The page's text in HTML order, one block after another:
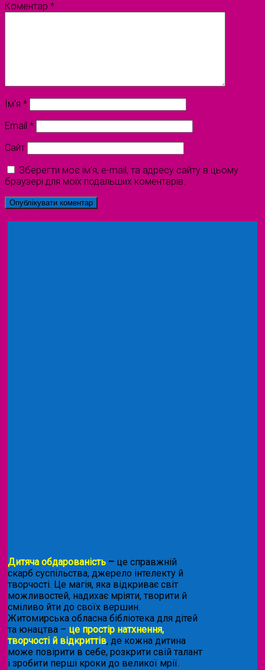
Коментар *
Ім'я *
Email *
Сайт
Зберегти моє ім'я, e-mail, та адресу сайту в цьому
браузері для моїх подальших коментарів.
Дитяча обдарованість – це справжній
скарб суспільства, джерело інтелекту й
творчості. Це магія, яка відкриває світ
можливостей, надихає мріяти, творити й
сміливо йти до своїх вершин.
Житомирська обласна бібліотека для дітей
та юнацтва – це простір натхнення,
творчості й відкриттів, де кожна дитина
може повірити в себе, розкрити свій талант
і зробити перші кроки до великої мрії.